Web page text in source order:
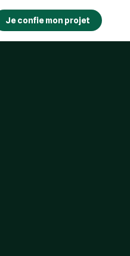
Je confie mon projet